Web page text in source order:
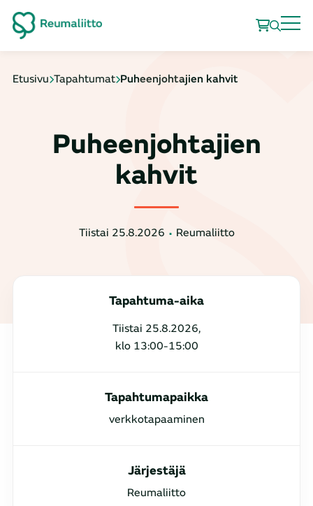
Etusivu Tapahtumat Puheenjohtajien kahvit
Puheenjohtajien
kahvit
Tiistai 25.8.2026 Reumaliitto
Tapahtuma-aika
Tiistai 25.8.2026,
klo 13:00-15:00
Tapahtumapaikka
verkkotapaaminen
Järjestäjä
Reumaliitto